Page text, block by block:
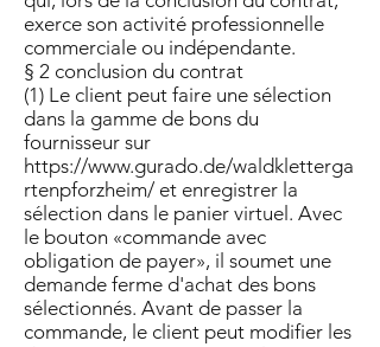
exerce son activité professionnelle
commerciale ou indépendante.
§ 2 conclusion du contrat
(1) Le client peut faire une sélection
dans la gamme de bons du
fournisseur sur
https://www.gurado.de/waldkletterga
rtenpforzheim/ et enregistrer la
sélection dans le panier virtuel. Avec
le bouton «commande avec
obligation de payer», il soumet une
demande ferme d'achat des bons
sélectionnés. Avant de passer la
commande, le client peut modifier les